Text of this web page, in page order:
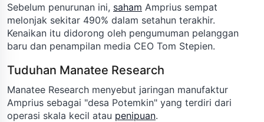
Sebelum penurunan ini, saham Amprius sempat
melonjak sekitar 490% dalam setahun terakhir.
Kenaikan itu didorong oleh pengumuman pelanggan
baru dan penampilan media CEO Tom Stepien.
Tuduhan Manatee Research
Manatee Research menyebut jaringan manufaktur
Amprius sebagai "desa Potemkin" yang terdiri dari
operasi skala kecil atau penipuan.